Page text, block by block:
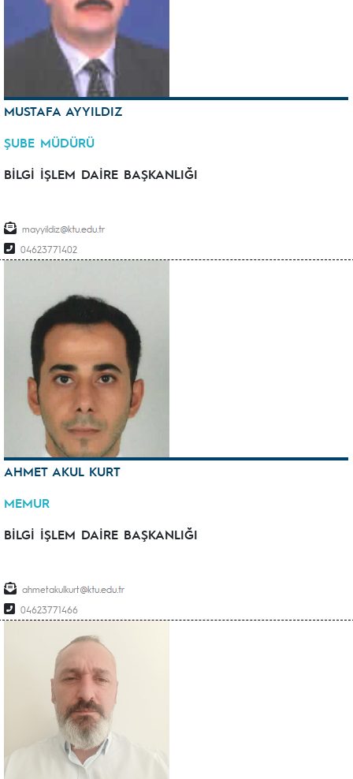
MUSTAFA AYYILDIZ
ŞUBE MÜDÜRÜ
BİLGİ İŞLEM DAİRE BAŞKANLIĞI
mayyildiz
04623771402
AHMET AKUL KURT
MEMUR
BİLGİ İŞLEM DAİRE BAŞKANLIĞI
ahmetakulkurt
04623771466